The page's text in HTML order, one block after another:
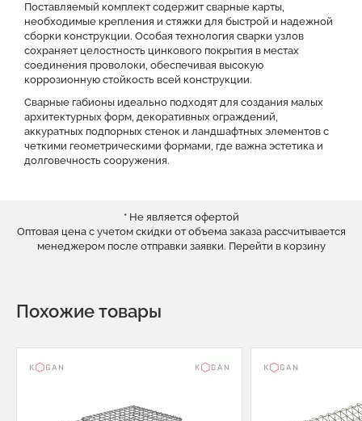
Поставляемый комплект содержит сварные карты,
необходимые крепления и стяжки для быстрой и надежной
сборки конструкции. Особая технология сварки узлов
сохраняет целостность цинкового покрытия в местах
соединения проволоки, обеспечивая высокую
коррозионную стойкость всей конструкции.
Сварные габионы идеально подходят для создания малых
архитектурных форм, декоративных ограждений,
аккуратных подпорных стенок и ландшафтных элементов с
четкими геометрическими формами, где важна эстетика и
долговечность сооружения.
* Не является офертой
Оптовая цена с учетом скидки от объема заказа рассчитывается
менеджером после отправки заявки. Перейти в корзину
Похожие товары